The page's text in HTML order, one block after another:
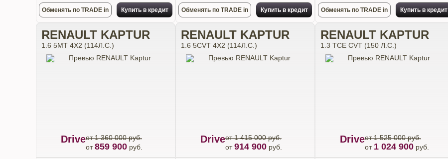
Обменять по TRADE in Купить в кредит Обменять по TRADE in Купить в кредит Обменять по TRADE in Купить в кредит
RENAULT KAPTUR
1.6 5MT 4X2 (114Л.С.)
Driveот 1 360 000 руб.
от859 900 руб.
RENAULT KAPTUR
1.6 5CVT 4X2 (114Л.С.)
Driveот 1 415 000 руб.
от914 900 руб.
RENAULT KAPTUR
1.3 TCE CVT (150 Л.С.)
Driveот 1 525 000 руб.
от 1 024 900 руб.